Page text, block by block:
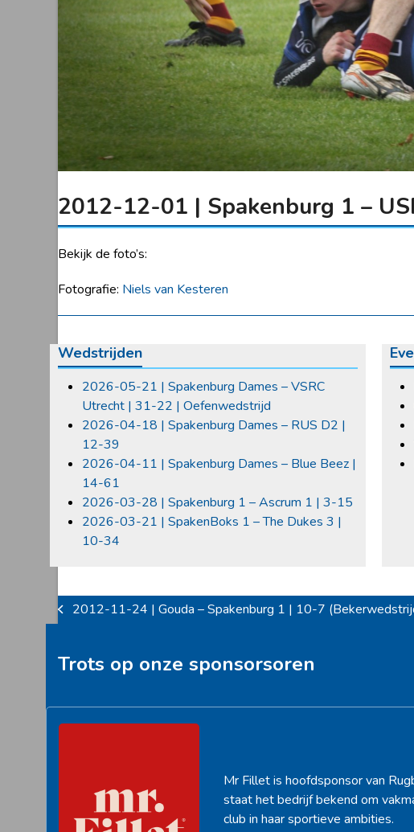
2012-12-01 | Spakenburg 1 –
Bekijk de foto’s:
Fotografie: Niels van Kesteren
Wedstrijden
2026-05-21 | Spakenburg Dames – VSRC
Utrecht | 31-22 | Oefenwedstrijd
2026-04-18 | Spakenburg Dames – RUS D2 |
12-39
2026-04-11 | Spakenburg Dames – Blue Beez |
14-61
2026-03-28 | Spakenburg 1 – Ascrum 1 | 3-15
2026-03-21 | SpakenBoks 1 – The Dukes 3 |
10-34
previous
2012-11-24 | Gouda – Spakenburg 1 | 10-7
Trots op onze sponsorsoren
Mr Fillet is hoofdsponsor van
staat het bedrijf bekend om
club in haar sportieve ambities.